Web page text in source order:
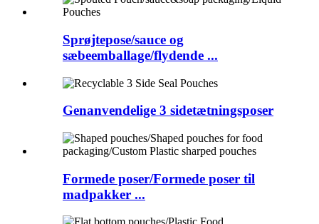
Sprøjtepose/sauce og
sæbeemballage/flydende ...
Genanvendelige 3 sidetætningsposer
Formede poser/Formede poser til
madpakker ...